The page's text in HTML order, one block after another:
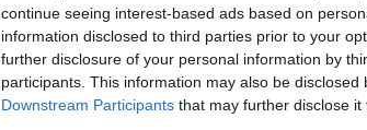
continue seeing interest-based ads based on
information disclosed to third parties prior to your
further disclosure of your personal information by
participants. This information may also be
Downstream Participants that may further disclose it
Ελλάδα|16.04.2020 15:37
Σέρρες: Αίρονται
μέτρα για την